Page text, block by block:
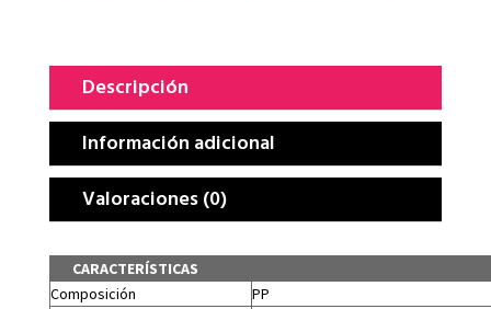
Descripción
Información adicional
Valoraciones (0)
CARACTERÍSTICAS
Composición
PP